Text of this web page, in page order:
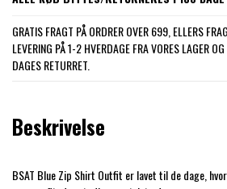
GRATIS FRAGT PÅ ORDRER OVER 699, ELLERS
LEVERING PÅ 1-2 HVERDAGE FRA VORES LAGER
DAGES RETURRET.
Beskrivelse
BSAT Blue Zip Shirt Outfit er lavet til de dage,